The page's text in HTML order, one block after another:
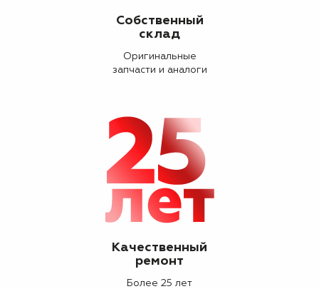
Собственный
склад
Оригинальные
запчасти и аналоги
Качественный
ремонт
Более 25 лет